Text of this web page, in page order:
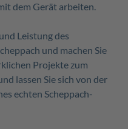
dem Gerät arbeiten.
Leistung des
und machen Sie
Projekte zum
lassen Sie sich von der
echten Scheppach-